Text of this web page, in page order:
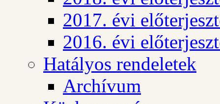
2017. évi
2016. évi
Hatályos rendeletek
Archívum